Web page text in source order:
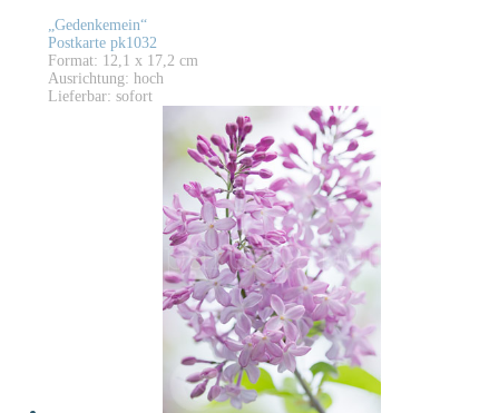
„Gedenkemein“
Postkarte pk1032
Format: 12,1 x 17,2 cm
Ausrichtung: hoch
Lieferbar: sofort